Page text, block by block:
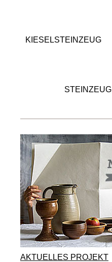
KIESELSTEINZEUG
STEINZEUG
AKTUELLES PROJEKT